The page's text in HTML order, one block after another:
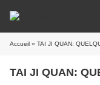
Accueil » TAI JI QUAN:
TAI JI QUAN: